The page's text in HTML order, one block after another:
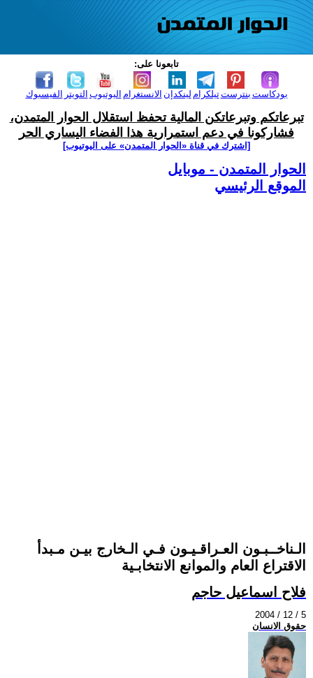
تابعونا على:
الفيسبوك التويتر اليوتيوب الانستغرام لينكدإن تيلكرامبنترست بودكاست
تبرعاتكم وتبرعاتكن المالية تحفظ استقلال الحوار المتمدن،
فشاركونا في دعم استمرارية هذا الفضاء اليساري الحر
[اشترك في قناة ‫«الحوار المتمدن» على اليوتيوب]
الحوار المتمدن - موبايل
الموقع الرئيسي
الـناخــبـون العـراقـيـون فـي الـخارج بيـن مـبدأ
الاقتراع العام والموانع الانتخابـية
فلاح اسماعيل حاجم
2004 / 12 / 5
حقوق الانسان